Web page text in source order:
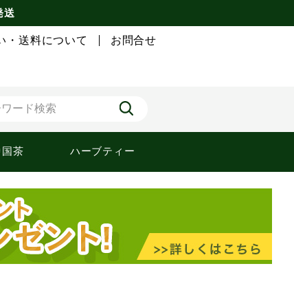
送
・送料について お問合せ
茶 ハーブティー